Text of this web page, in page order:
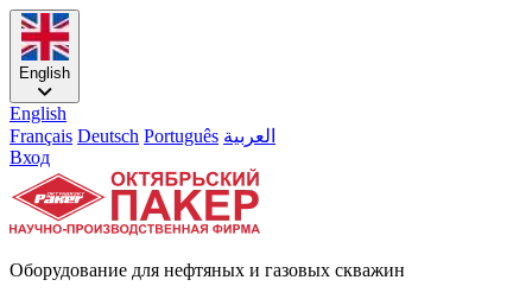
English
English
Français Deutsch Português العربية
Вход
Оборудование для нефтяных и газовых скважин